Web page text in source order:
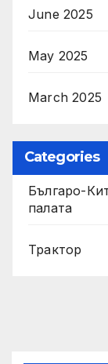
June 2025
May 2025
March 2025
Categories
Българо-
палата
Трактор